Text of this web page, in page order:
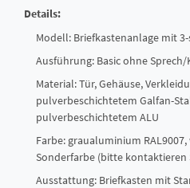
Details:
Modell: Briefkastenanlage mit
Ausführung: Basic ohne
Material: Tür, Gehäuse,
pulverbeschichtetem Galfan-
pulverbeschichtetem ALU
Farbe: graualuminium RAL9007,
Sonderfarbe (bitte kontaktieren
Ausstattung: Briefkasten mit